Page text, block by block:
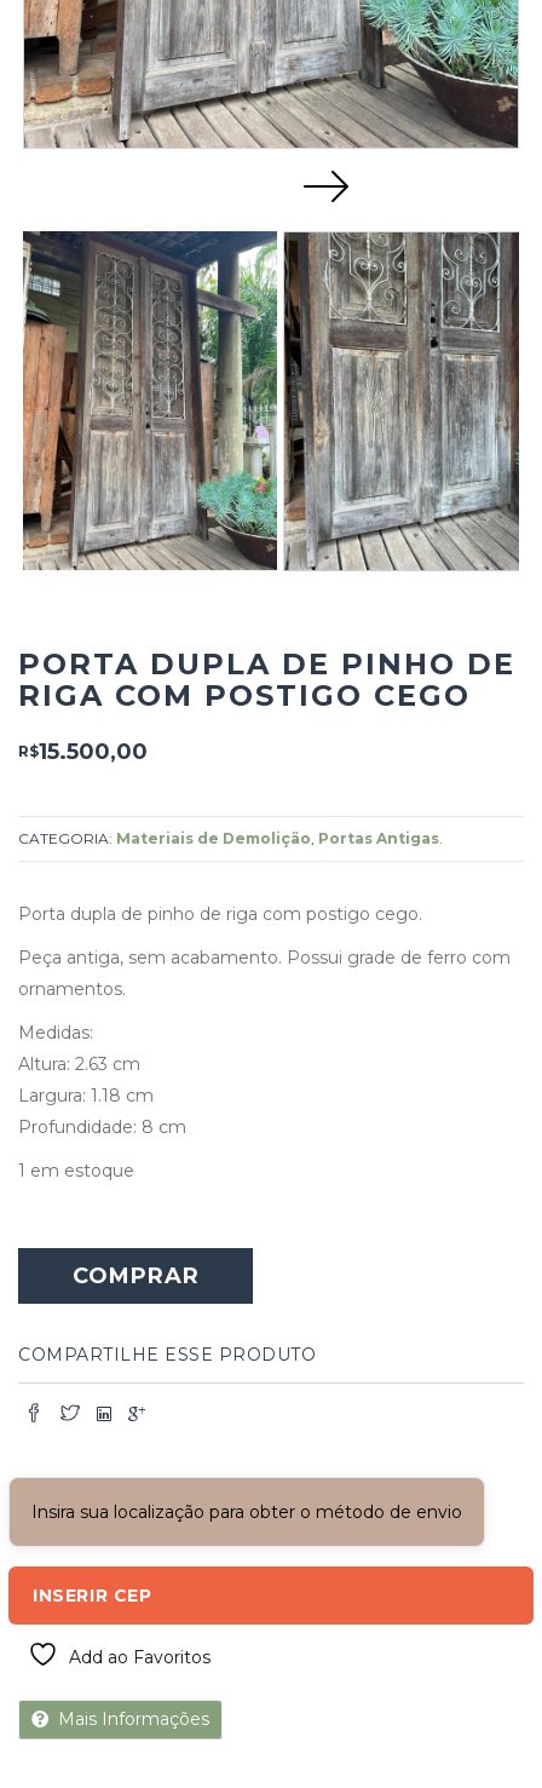
PORTA DUPLA DE PINHO DE
RIGA COM POSTIGO CEGO
R$15.500,00
CATEGORIA: Materiais de Demolição Portas Antigas
Porta dupla de pinho de riga com postigo cego.
Peça antiga, sem acabamento. Possui grade de ferro com
ornamentos.
Medidas:
Altura: 2.63 cm
Largura: 1.18 cm
Profundidade: 8 cm
1 em estoque
COMPRAR
COMPARTILHE ESSE PRODUTO
Insira sua localização para obter o método de envio
INSERIR CEP
Add ao Favoritos
Mais Informações